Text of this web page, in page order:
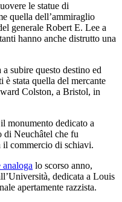
le statue di
quella dell’ammiraglio
generale Robert E. Lee a
hanno anche distrutto una
subire questo destino ed
è stata quella del mercante
Colston, a Bristol, in
monumento dedicato a
Neuchâtel che fu
il commercio di schiavi.
analoga lo scorso anno,
dedicata a Louis
apertamente razzista.